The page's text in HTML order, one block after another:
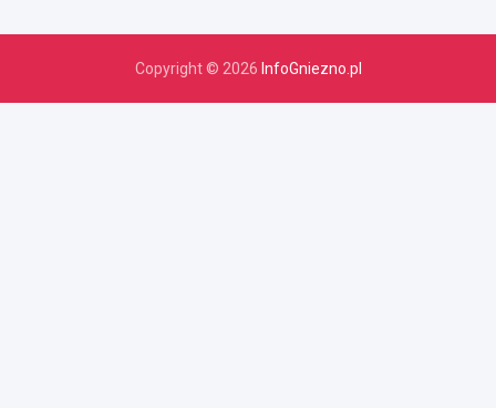
Copyright © 2026 InfoGniezno.pl